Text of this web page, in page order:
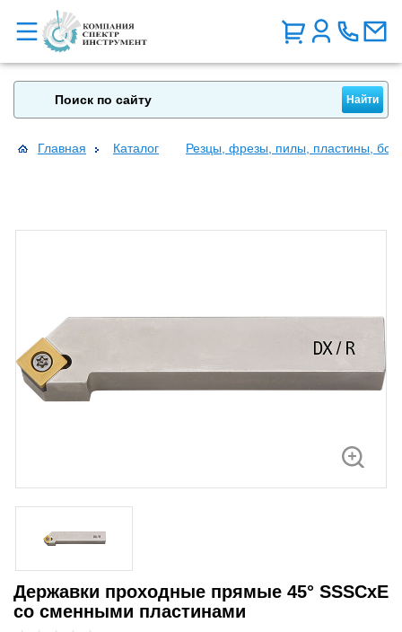
Главная Каталог Резцы, фрезы, пилы, пластины,
Державки проходные прямые 45° SSSCxE
со сменными пластинами